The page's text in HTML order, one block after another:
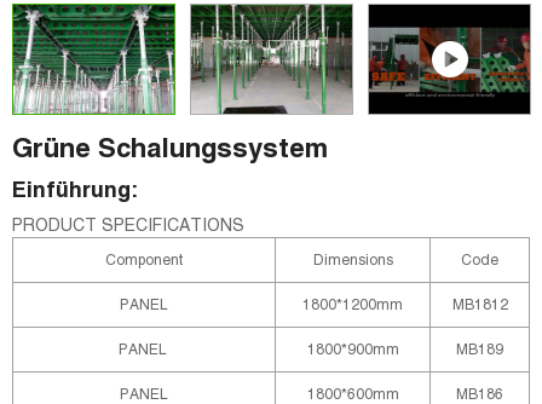
Grüne Schalungssystem
Einführung:
PRODUCT SPECIFICATIONS
Component Dimensions Code
PANEL 1800*1200mm MB1812
PANEL 1800*900mm MB189
PANEL 1800*600mm MB186